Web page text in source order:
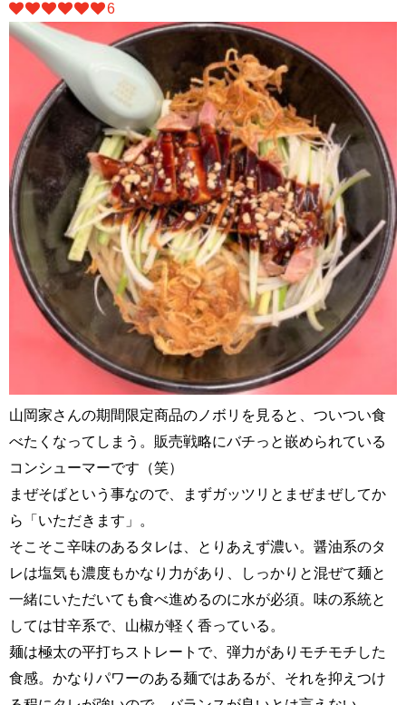
6
山岡家さんの期間限定商品のノボリを見ると、ついつい食
べたくなってしまう。販売戦略にバチっと嵌められている
コンシューマーです（笑）
まぜそばという事なので、まずガッツリとまぜまぜしてか
ら「いただきます」。
そこそこ辛味のあるタレは、とりあえず濃い。醤油系のタ
レは塩気も濃度もかなり力があり、しっかりと混ぜて麺と
一緒にいただいても食べ進めるのに水が必須。味の系統と
しては甘辛系で、山椒が軽く香っている。
麺は極太の平打ちストレートで、弾力がありモチモチした
食感。かなりパワーのある麺ではあるが、それを抑えつけ